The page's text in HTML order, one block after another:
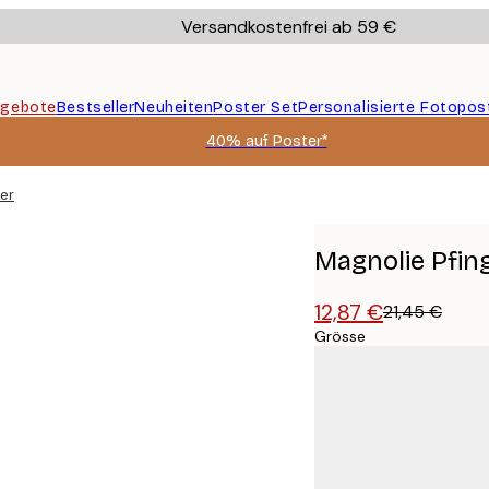
Versandkostenfrei ab 59 €
BestsellerNeuheitenPoster SetPersonalisierte
40% auf Poster*
Magnolie
12,87 €21,45 €
Grösse